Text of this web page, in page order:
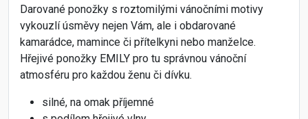
Darované ponožky s roztomilými vánočními motivy
vykouzlí úsměvy nejen Vám, ale i obdarované
kamarádce, mamince či přítelkyni nebo manželce.
Hřejivé ponožky EMILY pro tu správnou vánoční
atmosféru pro každou ženu či dívku.
silné, na omak příjemné